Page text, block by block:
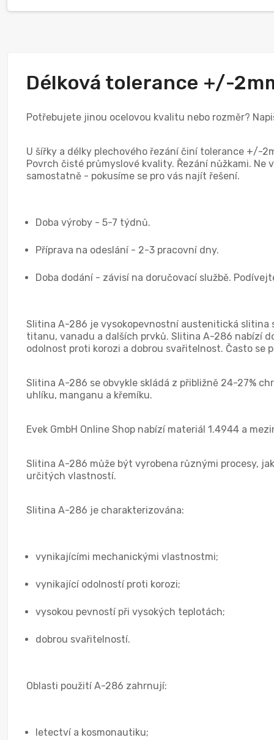
Délková tolerance +/-
Potřebujete jinou ocelovou kvalitu nebo rozměr?
U šířky a délky plechového řezání činí tolerance +/-
Povrch čisté průmyslové kvality. Řezání nůžkami.
samostatně - pokusíme se pro vás najít řešení.
Doba výroby - 5-7 týdnů.
Příprava na odeslání - 2-3 pracovní dny.
Doba dodání - závisí na doručovací službě.
Slitina A-286 je vysokopevnostní austenitická slitina
titanu, vanadu a dalších prvků. Slitina A-286 nabízí
odolnost proti korozi a dobrou svařitelnost. Často se
Slitina A-286 se obvykle skládá z přibližně 24-27%
uhlíku, manganu a křemíku.
Evek GmbH Online Shop nabízí materiál 1.4944 a
Slitina A-286 může být vyrobena různými procesy,
určitých vlastností.
Slitina A-286 je charakterizována:
vynikajícími mechanickými vlastnostmi;
vynikající odolností proti korozi;
vysokou pevností při vysokých teplotách;
dobrou svařitelností.
Oblasti použití A-286 zahrnují:
letectví a kosmonautiku;